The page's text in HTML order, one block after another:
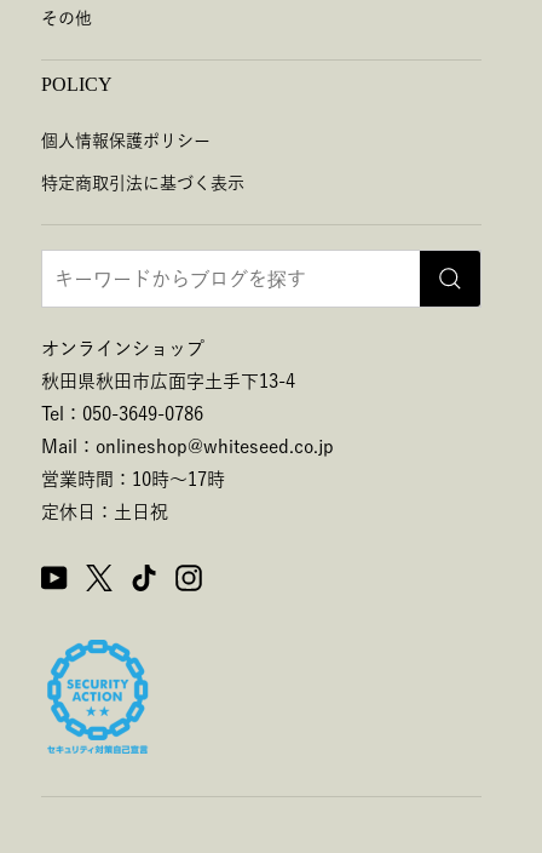
その他
POLICY
個人情報保護ポリシー
特定商取引法に基づく表示
オンラインショップ
秋田県秋田市広面字土手下13-4
Tel：050-3649-0786
Mail：onlineshop@whiteseed.co.jp
営業時間：10時～17時
定休日：土日祝